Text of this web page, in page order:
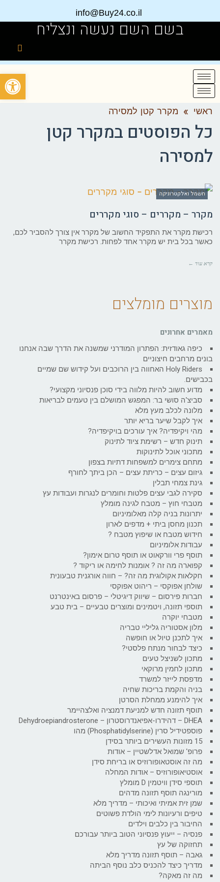
info@Buy24.co.il
בשם השם נעשה ונצליח
ראשי » מקרר קטן למסירה
כל הפוסטים במקרר קטן
למסירה
חשמל ואלקטרוניקה
מקרר – מקררים – סוגי מקררים
רכישת מקרר את התפקיד החשוב של מקרר אין צורך להסביר לכם,
כאשר בכל בית יש מקרר אחד לפחות. רכישת מקרר
קרא עוד ←
מוצרים מומלצים
מאמרים אחרונים
כיפה גאודזית: הפתרון המודרני שמשנה את הדרך שבה אנחנו
בונים מרחבים חיצוניים
Holy Riders האחווה בין הרוכבים ועל קידוש שם שמיים
בכבישים.
מדוע חשוב להיות מלווה בידי סוכן פנסיוני מקצועי?
סביצ'ה סושי בר: המפגש המושלם בין טעמים לבריאות
מלונה לכלב מעץ מלא
איך לקבל שיער בריא יותר
מהי ויקיפדיה? איך עורכים בויקיפדיה?
תינוק חדש – רשימת ציוד לתינוק
מתכוני אוכל לתינוקות
מתחם צימרים למשפחות דתיות בצפון
גיזום עצים – כריתת עצים – הכן ביתך לחורף
גינת צמחי תבלין
סקירה לגבי עצים פלטות וחומרים לנגרות ועבודות עץ
מטבחי חוץ – מטבח לגינה מומלץ
יתרונות בניה קלה מאלומיניום
תכנון מחסן ביתי + מדפים לארון
חידוש מטבח או שיפוץ מטבח ?
עבודות אלומיניום
תוסף פרי וורקאוט או תוסף טרום אימון?
קפוארה מה זה ? אומנות לחימה או ריקוד ?
חקלאות אקולוגית מה זה? – חווה אורגנית טבעונית
שולחן אפוקסי – ריהוט אפוקסי
חברות פירסום – שיווק דיגיטלי – פרסום באינטרנט
תוספי תזונה, ויטמינים ומוצרים טבעיים – בית טבע
מטבחי יוקרה
מלון אסטוריה גליליי טבריה
איך לתכנן טיול או חופשה
כיצד לבחור מנתח פלסטי?
מתכון לשניצל טעים
מתכון לחמין מרוקאי
מדפסת לייזר למשרד
בניה והקמת בריכות שחיה
איך להימנע ממחלת הסרטן
תוסף תזונה חדש למניעת דמנציה ואלצהיימר
DHEA – דהידרו-אפיאנדרוסטרון – Dehydroepiandrosterone
פוספטידיל סרין (Phosphatidylserine) מהו
15 מזונות העשירים ביותר בסידן
פרופ' שמואל אדלשטיין – אודות
מה זה אוסטאופורוזיס או בריחת סידן
אוסטיאופורוזיס – אודות המחלה
תוספי סידן וויטמין D מומלץ
מורינגה תוסף תזונה מדהים
שמן זית אמיתי ואיכותי – מדריך מלא
טיפים ורעיונות לימי הולדת פשוטים
החיבור בין כלבים וילדים
פנסיה – ייעוץ פנסיוני הטוב ביותר עבורכם
תחזוקה של עץ
גאבה – תוסף תזונה מדריך מלא
מדריך כיצד להכניס כלב נוסף הביתה
מה זה מאקה?